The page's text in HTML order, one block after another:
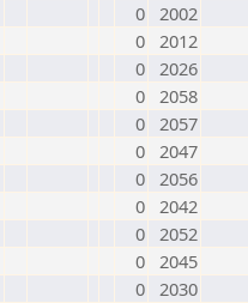
0 2002
0 2012
0 2026
0 2058
0 2057
0 2047
0 2056
0 2042
0 2052
0 2045
0 2030